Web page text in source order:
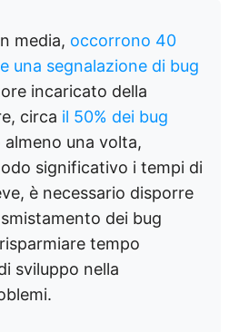
media, occorrono 40
una segnalazione di bug
incaricato della
circa il 50% dei bug
una volta,
significativo i tempi di
è necessario disporre
dei bug
tempo
sviluppo nella